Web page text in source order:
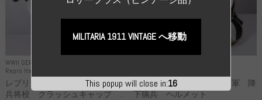
WWII GERMANY
Repro Hat and Cap SS and WSS
レプリカ 武装親衛隊 WSS 歩
兵将校 クラッシュキャップ ...
高品質レプリカ ドイツ空軍 降
下猟兵 ヘルメット
This popup will close in:15
MILITARIA 1911 VINTAGE へ移動